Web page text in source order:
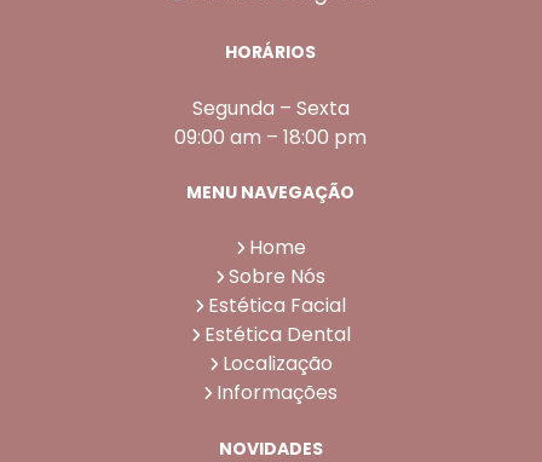
HORÁRIOS
Segunda – Sexta
09:00 am – 18:00 pm
MENU NAVEGAÇÃO
Home
Sobre Nós
Estética Facial
Estética Dental
Localização
Informações
NOVIDADES